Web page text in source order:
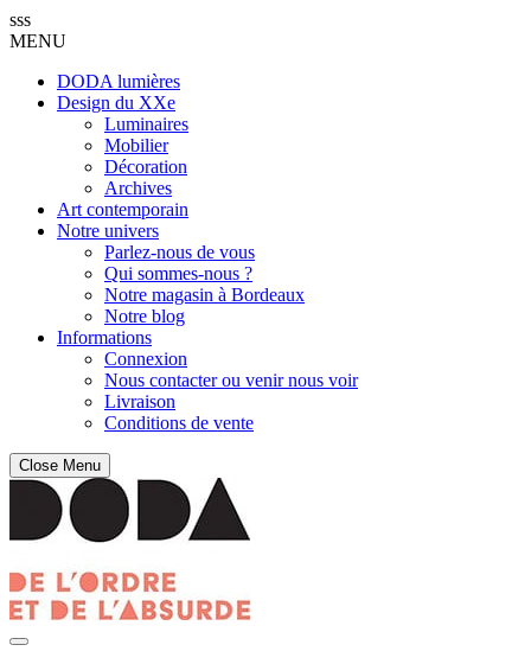
sss
MENU
DODA lumières
Design du XXe
Luminaires
Mobilier
Décoration
Archives
Art contemporain
Notre univers
Parlez-nous de vous
Qui sommes-nous ?
Notre magasin à Bordeaux
Notre blog
Informations
Connexion
Nous contacter ou venir nous voir
Livraison
Conditions de vente
Close Menu